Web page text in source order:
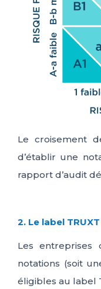
Le croisement
d’établir une
rapport d’audit
2. Le label TRUXT
Lesentreprises
notations (soit
éligibles au label